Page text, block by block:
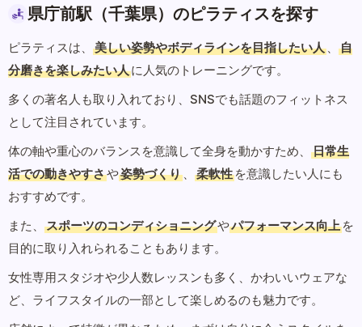
県庁前駅（千葉県）のピラティスを探す
ピラティスは、 美しい姿勢やボディラインを目指したい人 、
自
分磨きを楽しみたい人に人気のトレーニングです。
多くの著名人も取り入れており、SNSでも話題のフィットネス
として注目されています。
体の軸や重心のバランスを意識して全身を動かすため、
日常生
活での動きやすさや姿勢づくり 、 柔軟性 を意識したい人にも
おすすめです。
また、
スポーツのコンディショニングやパフォーマンス向上 を
目的に取り入れられることもあります。
女性専用スタジオや少人数レッスンも多く、かわいいウェアな
ど、ライフスタイルの一部として楽しめるのも魅力です。